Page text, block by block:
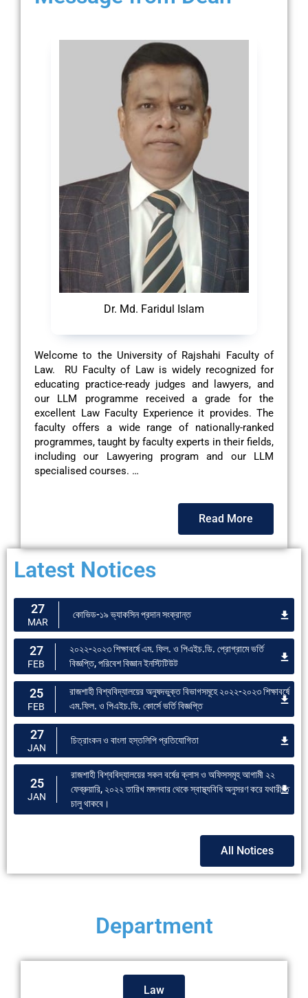
Dr. Md. Faridul Islam
Welcome to the University of Rajshahi Faculty of
Law. RU Faculty of Law is widely recognized for
educating practice-ready judges and lawyers, and
our LLM programme received a grade for the
excellent Law Faculty Experience it provides. The
faculty offers a wide range of nationally-ranked
programmes, taught by faculty experts in their fields,
including our Lawyering program and our LLM
specialised courses. …
Read More
Latest Notices
27
MAR
কোভিড-১৯ ভ্যাকসিন প্রদান সংক্রান্ত
27
FEB
২০২২-২০২৩ শিক্ষাবর্ষে এম. ফিল. ও পিএইচ.ডি. প্রোগ্রামে ভর্তি
বিজ্ঞপ্তি, পরিবেশ বিজ্ঞান ইনস্টিটিউট
25
FEB
রাজশাহী বিশ্ববিদ্যালয়ের অনুষদভুক্ত বিভাগসমূহে ২০২২-২০২৩ শিক্ষাবর্ষে
এম.ফিল. ও পিএইচ.ডি. কোর্সে ভর্তি বিজ্ঞপ্তি
27
JAN
চিত্রাংকন ও বাংলা হস্তলিপি প্রতিযোগিতা
25
JAN
রাজশাহী বিশ্ববিদ্যালয়ের সকল বর্ষের ক্লাস ও অফিসসমূহ আগামী ২২
ফেব্রুয়ারি, ২০২২ তারিখ মঙ্গলবার থেকে স্বাস্থ্যবিধি অনুসরণ করে যথারীতি
চালু থাকবে।
All Notices
Department
Law